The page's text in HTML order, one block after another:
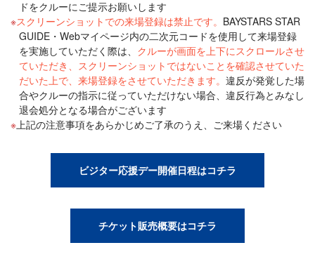
ドをクルーにご提示お願いします
スクリーンショットでの来場登録は禁止です。 BAYSTARS STAR
GUIDE・Webマイページ内の二次元コードを使用して来場登録
を実施していただく際は、 クルーが画面を上下にスクロールさせ
ていただき、スクリーンショットではないことを確認させていた
だいた上で、来場登録をさせていただきます。 違反が発覚した場
合やクルーの指示に従っていただけない場合、違反行為とみなし
退会処分となる場合がございます
上記の注意事項をあらかじめご了承のうえ、ご来場ください
ビジター応援デー開催日程はコチラ
チケット販売概要はコチラ